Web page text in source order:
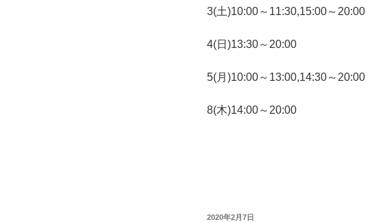
3(土)10:00～11:30,15:00～20:00
4(日)13:30～20:00
5(月)10:00～13:00,14:30～20:00
8(木)14:00～20:00
投
2020年2月7日